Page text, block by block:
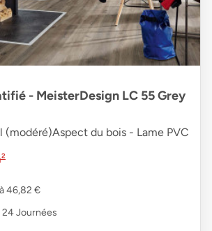
- MeisterDesign LC 55 Grey
(modéré)Aspect du bois - Lame PVC
46,82 €
24 Journées